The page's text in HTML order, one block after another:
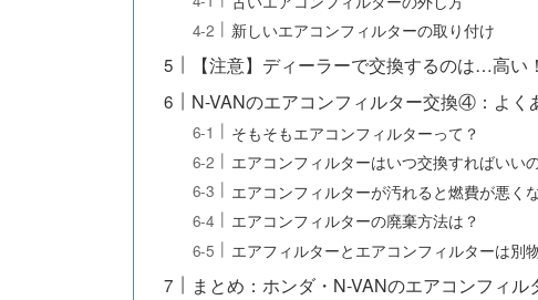
新しいエアコンフィルターの取り付け
【注意】ディーラーで交換するのは…高い
N-VANのエアコンフィルター交換④：よく
そもそもエアコンフィルターって？
エアコンフィルターはいつ交換すればいい
エアコンフィルターが汚れると燃費が悪く
エアコンフィルターの廃棄方法は？
エアフィルターとエアコンフィルターは別
まとめ：ホンダ・N-VANのエアコンフィル